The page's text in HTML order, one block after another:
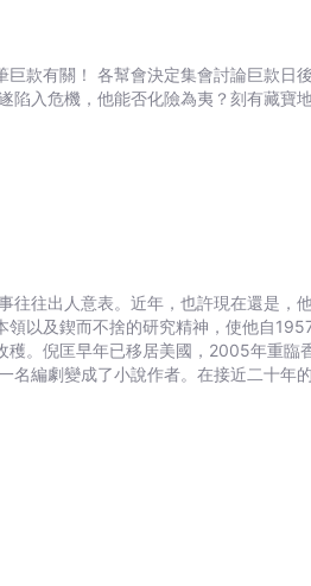
參加集會，江湖奇人「白
以及鍥而不捨的研究精神，使他自
倪匡早年已移居美國，2005年重臨香港
成真》（中學電影動畫藝術教材——香